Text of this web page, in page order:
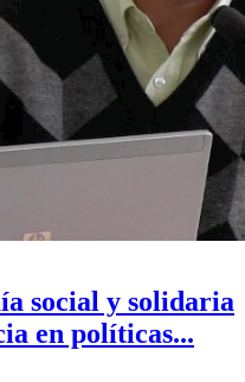
social y solidaria
en políticas...